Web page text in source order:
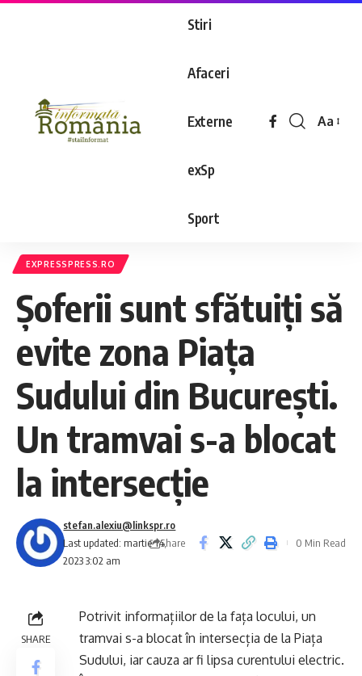
Stiri
Afaceri
Externe
exSp
Sport
Aa
EXPRESSPRESS.RO
Șoferii sunt sfătuiți să
evite zona Piața
Sudului din București.
Un tramvai s-a blocat
la intersecție
Last updated: martie 14,
2023 3:02 am
stefan.alexiu@linkspr.ro
Share
0 Min Read
SHARE
Potrivit informațiilor de la fața locului, un
tramvai s-a blocat în intersecția de la Piața
Sudului, iar cauza ar fi lipsa curentului electric.